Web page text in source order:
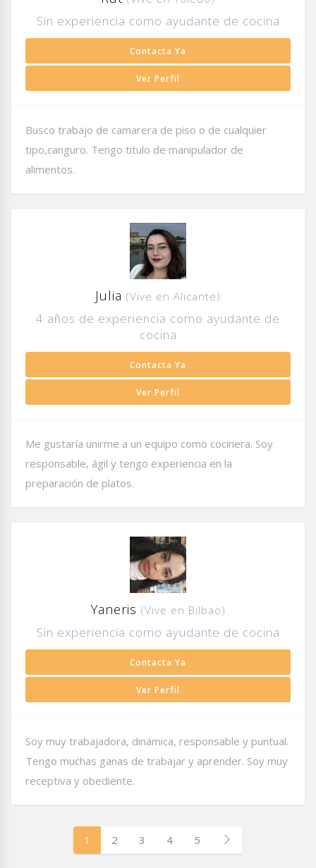
Sin experiencia como ayudante de cocina
Contacta Ya
Ver Perfil
Busco trabajo de camarera de piso o de cualquier
tipo,canguro. Tengo titulo de manipulador de
alimentos.
Julia (Vive en Alicante)
4 años de experiencia como ayudante de
cocina
Contacta Ya
Ver Perfil
Me gustaría unirme a un equipo como cocinera. Soy
responsable, ágil y tengo experiencia en la
preparación de platos.
Yaneris (Vive en Bilbao)
Sin experiencia como ayudante de cocina
Contacta Ya
Ver Perfil
Soy muy trabajadora, dinámica, responsable y puntual.
Tengo muchas ganas de trabajar y aprender. Soy muy
receptiva y obediente.
1 2 3 4 5